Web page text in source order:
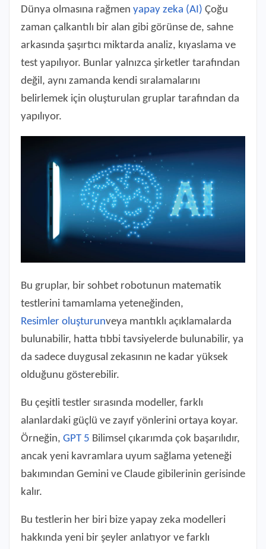
Dünya olmasına rağmen yapay zeka (AI) Çoğu
zaman çalkantılı bir alan gibi görünse de, sahne
arkasında şaşırtıcı miktarda analiz, kıyaslama ve
test yapılıyor. Bunlar yalnızca şirketler tarafından
değil, aynı zamanda kendi sıralamalarını
belirlemek için oluşturulan gruplar tarafından da
yapılıyor.
Bu gruplar, bir sohbet robotunun matematik
testlerini tamamlama yeteneğinden,
Resimler oluşturunveya mantıklı açıklamalarda
bulunabilir, hatta tıbbi tavsiyelerde bulunabilir, ya
da sadece duygusal zekasının ne kadar yüksek
olduğunu gösterebilir.
Bu çeşitli testler sırasında modeller, farklı
alanlardaki güçlü ve zayıf yönlerini ortaya koyar.
Örneğin, GPT 5 Bilimsel çıkarımda çok başarılıdır,
ancak yeni kavramlara uyum sağlama yeteneği
bakımından Gemini ve Claude gibilerinin gerisinde
kalır.
Bu testlerin her biri bize yapay zeka modelleri
hakkında yeni bir şeyler anlatıyor ve farklı